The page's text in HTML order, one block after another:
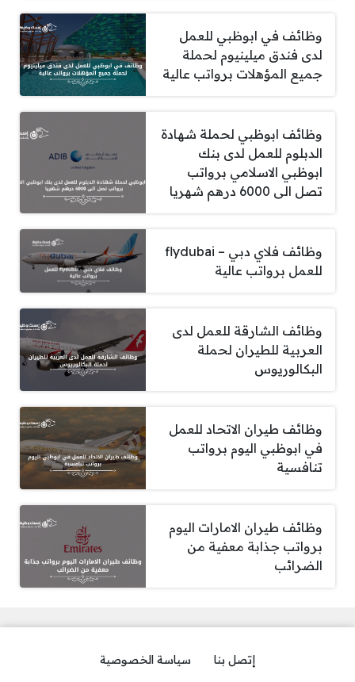
وظائف في ابوظبي للعمل
لدى فندق ميلينيوم لحملة
جميع المؤهلات برواتب عالية
وظائف ابوظبي لحملة شهادة
الدبلوم للعمل لدى بنك
ابوظبي الاسلامي برواتب
تصل الى 6000 درهم شهريا
وظائف فلاي دبي – flydubai
للعمل برواتب عالية
وظائف الشارقة للعمل لدى
العربية للطيران لحملة
البكالوريوس
وظائف طيران الاتحاد للعمل
في ابوظبي اليوم برواتب
تنافسية
وظائف طيران الامارات اليوم
برواتب جذابة معفية من
الضرائب
إتصل بنا
سياسة الخصوصية